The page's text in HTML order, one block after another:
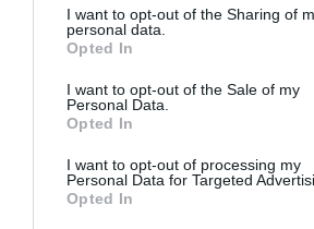
I want to opt-out of the Sharing of
personal data.
Opted In
I want to opt-out of the Sale of my
Personal Data.
Opted In
I want to opt-out of processing my
Personal Data for Targeted
Opted In
Energeryka, Wodociągi,
Przemysł
Stopień ochrony:IP66, IP68
Moment obrotowy:
Zobacz produkt
Przemysł